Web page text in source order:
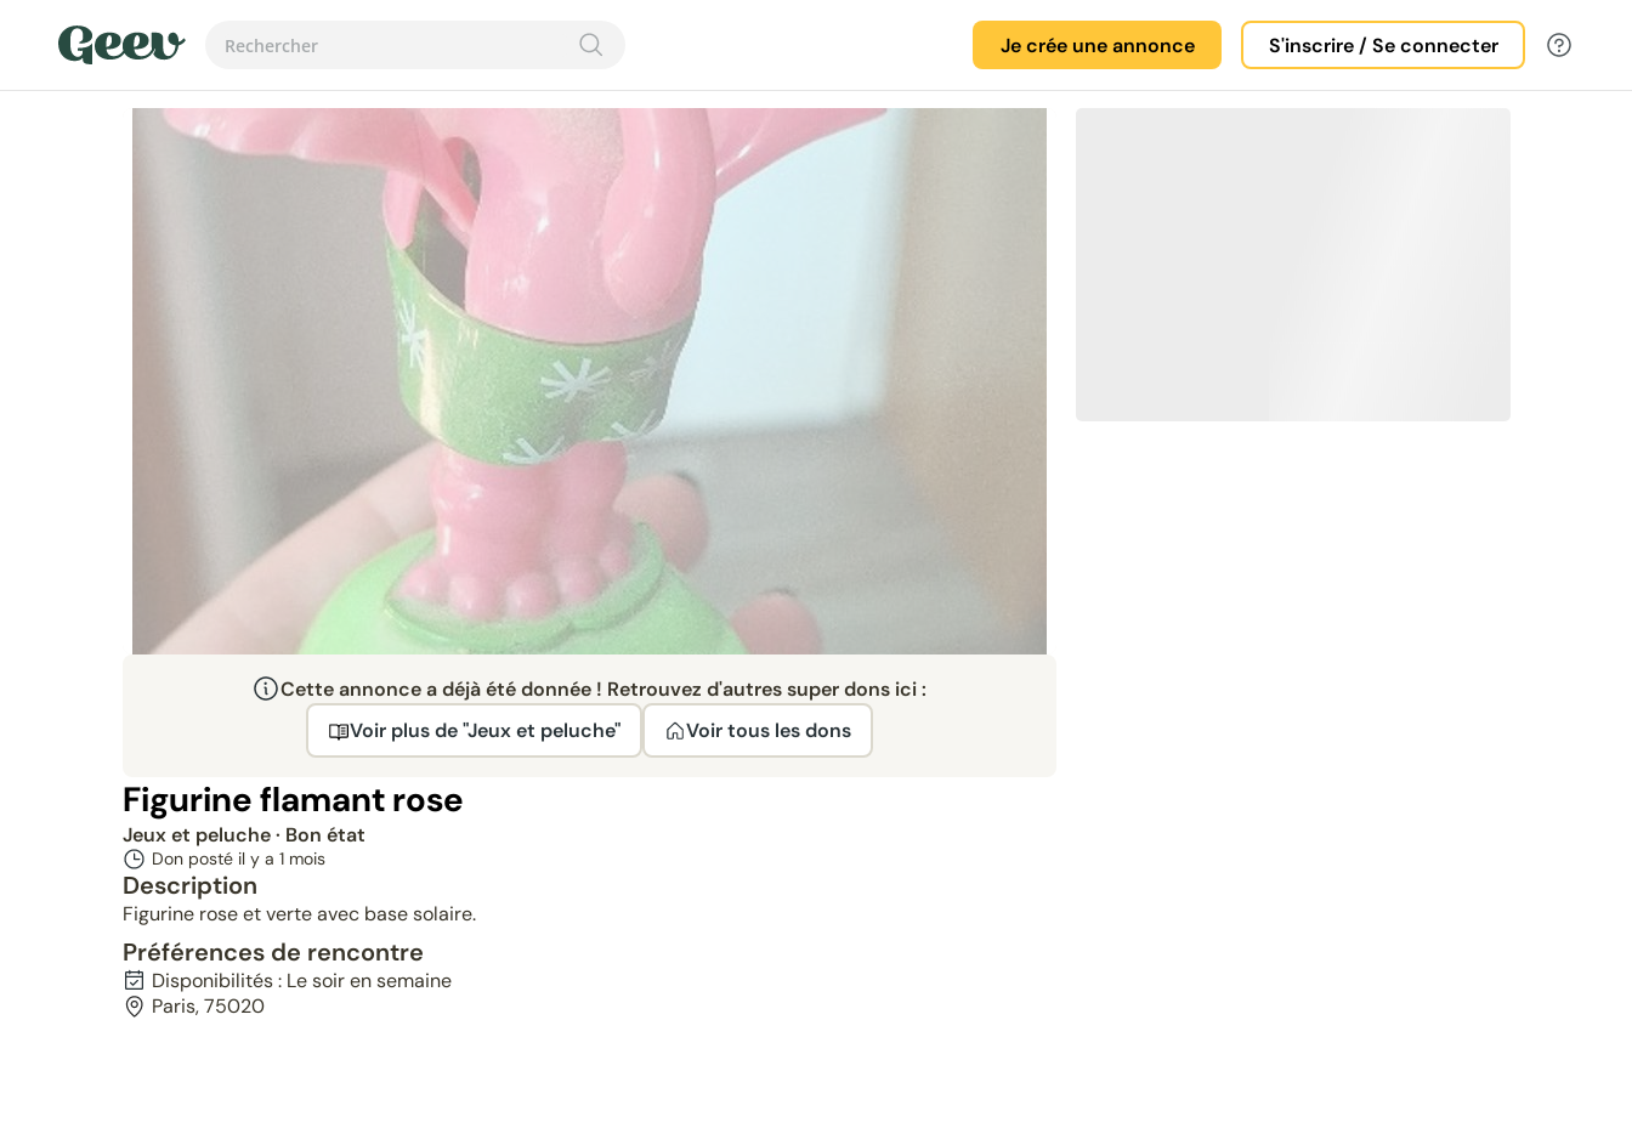
Je crée une annonce S'inscrire / Se connecter
Cette annonce a déjà été donnée ! Retrouvez d'autres super dons ici :
Voir plus de "Jeux et peluche"
Voir tous les dons
Figurine flamant rose
Jeux et peluche· Bon état
Don posté il y a 1 mois
Description
Figurine rose et verte avec base solaire.
Préférences de rencontre
Disponibilités : Le soir en semaine
Paris, 75020